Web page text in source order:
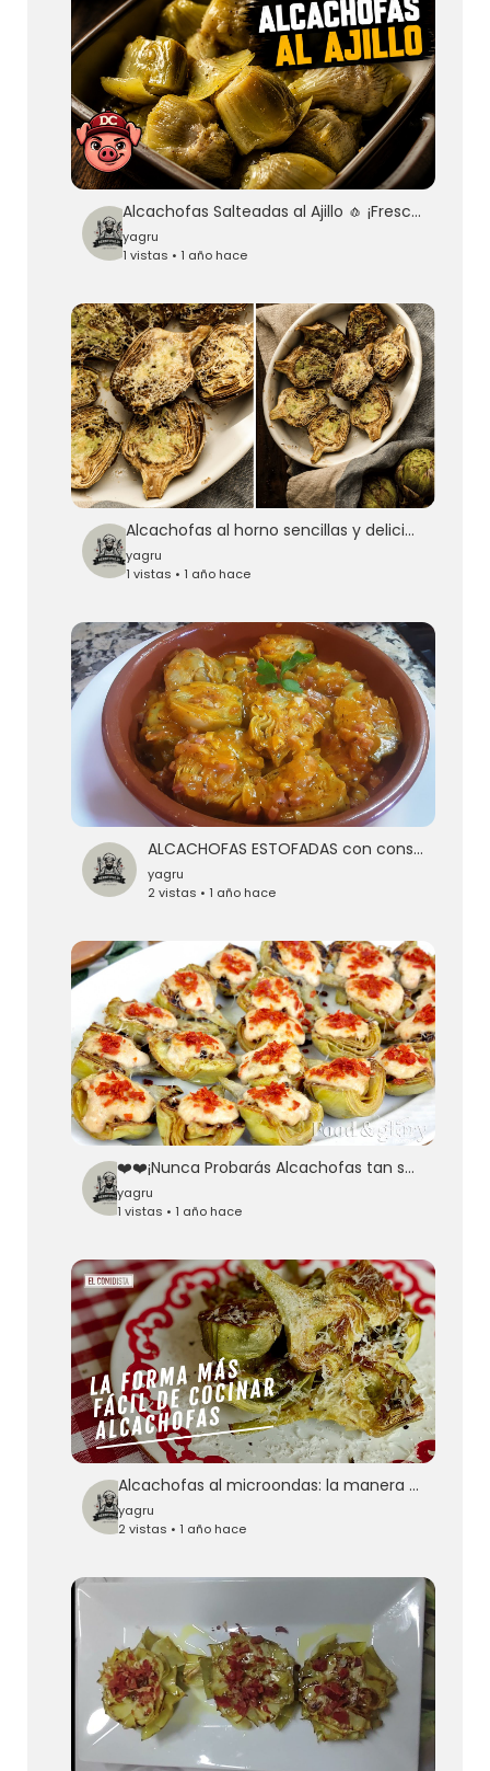
Alcachofas Salteadas al Ajillo 🧄 ¡Frescas, de Bote o Congeladas!
yagru
1 vistas • 1 año hace
Alcachofas al horno sencillas y deliciosas | Delicious Martha
yagru
1 vistas • 1 año hace
ALCACHOFAS ESTOFADAS con consejo para que no se oxiden,las más deliciosas que comerás,te encantara👌🏼
yagru
2 vistas • 1 año hace
❤️❤️¡Nunca Probarás Alcachofas tan sabrosos! Receta de Alcachofas Rellenas
yagru
1 vistas • 1 año hace
Alcachofas al microondas: la manera más fácil de hacerlas | EL COMIDISTA
yagru
2 vistas • 1 año hace